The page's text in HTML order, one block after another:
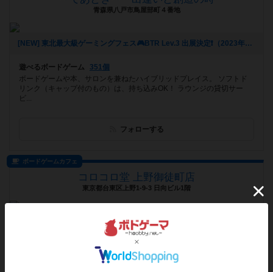
青森県八戸市鳥屋部町４番地
[NEW] 東北最大級ゲーミングフェス🎮BTR Lev.3 出展決定❗️（2023年07月10日 13時30分）
遊べるボードゲーム
351個
ボードゲームや本、サロンを兼ねたハイブリッドプレイス。 ソフトド
リンク（キャップ付のもの）は、持ち込みOK！ ラウンジの貸切サー
ビ...
フォローする
ボードゲームカフェ
コロコロ堂 上野御徒町店
東京都台東区上野1-9-3 日向ビル1階
808個
御徒町・湯島エリアにあるボードゲームカフェ。リクエストに応じたゲ